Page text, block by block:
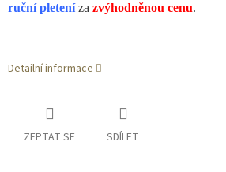
ruční pleteníza zvýhodněnou cenu.
Detailní informace
ZEPTAT SE SDÍLET